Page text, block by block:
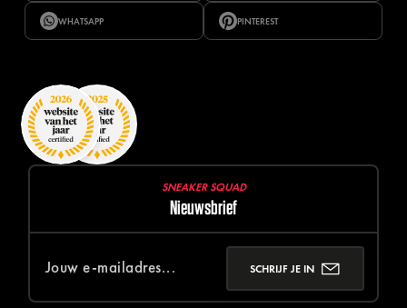
WHATSAPP PINTEREST
SNEAKER SQUAD
Nieuwsbrief
SCHRIJF JE IN